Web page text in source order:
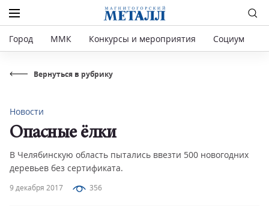
Город ММК Конкурсы и мероприятия Социум
Вернуться в рубрику
9 декабря 2017 356
Новости
Опасные ёлки
В Челябинскую область пытались ввезти 500 новогодних
деревьев без сертификата.